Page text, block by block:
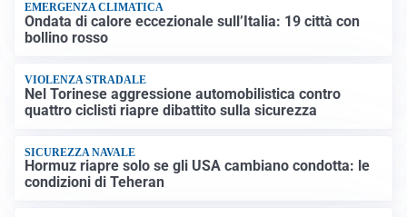
EMERGENZA CLIMATICA
Ondata di calore eccezionale sull’Italia: 19 città con
bollino rosso
VIOLENZA STRADALE
Nel Torinese aggressione automobilistica contro
quattro ciclisti riapre dibattito sulla sicurezza
SICUREZZA NAVALE
Hormuz riapre solo se gli USA cambiano condotta: le
condizioni di Teheran